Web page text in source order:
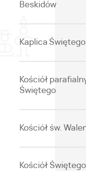
Beskidów
Kaplica Świętego
Kościół
Świętego
Kościół św.
Kościół